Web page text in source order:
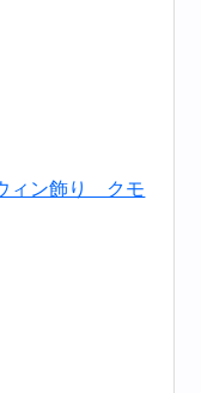
ィン飾り クモ